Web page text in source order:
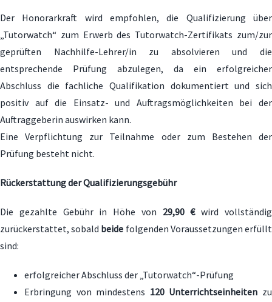
Der Honorarkraft wird empfohlen, die Qualifizierung über
„Tutorwatch“ zum Erwerb des Tutorwatch-Zertifikats zum/zur
geprüften Nachhilfe-Lehrer/in zu absolvieren und die
entsprechende Prüfung abzulegen, da ein erfolgreicher
Abschluss die fachliche Qualifikation dokumentiert und sich
positiv auf die Einsatz- und Auftragsmöglichkeiten bei der
Auftraggeberin auswirken kann.
Eine Verpflichtung zur Teilnahme oder zum Bestehen der
Prüfung besteht nicht.
Rückerstattung der Qualifizierungsgebühr
Die gezahlte Gebühr in Höhe von 29,90 €wird vollständig
zurückerstattet, sobald beide folgenden Voraussetzungen erfüllt
sind:
erfolgreicher Abschluss der „Tutorwatch“-Prüfung
Erbringung von mindestens 120 Unterrichtseinheiten zu